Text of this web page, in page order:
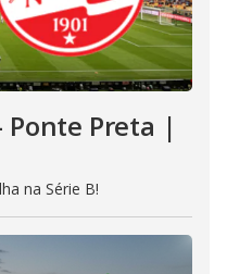
Ponte Preta |
na Série B!